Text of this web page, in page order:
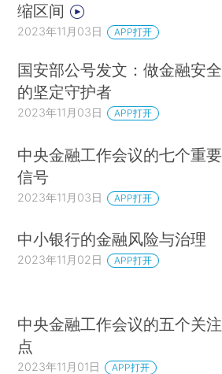
缩区间
2023年11月03日 APP打开
国安部公号发文：做金融安全
的坚定守护者
2023年11月03日 APP打开
中央金融工作会议的七个重要
信号
2023年11月03日 APP打开
中小银行的金融风险与治理
2023年11月02日 APP打开
中央金融工作会议的五个关注
点
2023年11月01日 APP打开